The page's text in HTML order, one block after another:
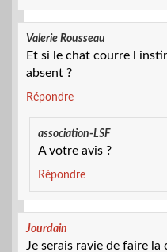
Valerie Rousseau
Et si le chat courre l
absent ?
Répondre
association-LSF
A votre avis ?
Répondre
Jourdain
Je serais ravie de faire la